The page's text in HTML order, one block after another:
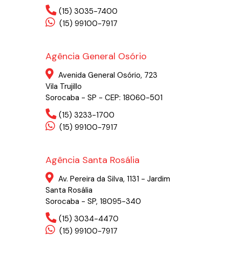
(15) 3035-7400
(15) 99100-7917
Agência General Osório
Avenida General Osório, 723
Vila Trujillo
Sorocaba - SP - CEP: 18060-501
(15) 3233-1700
(15) 99100-7917
Agência Santa Rosália
Av. Pereira da Silva, 1131 - Jardim
Santa Rosália
Sorocaba - SP, 18095-340
(15) 3034-4470
(15) 99100-7917